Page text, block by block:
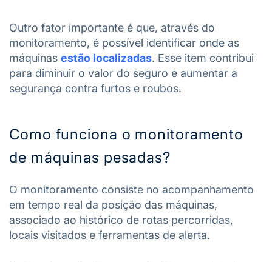
Outro fator importante é que, através do
monitoramento, é possível identificar onde as
máquinas estão localizadas. Esse item contribui
para diminuir o valor do seguro e aumentar a
segurança contra furtos e roubos.
Como funciona o monitoramento
de máquinas pesadas?
O monitoramento consiste no acompanhamento
em tempo real da posição das máquinas,
associado ao histórico de rotas percorridas,
locais visitados e ferramentas de alerta.